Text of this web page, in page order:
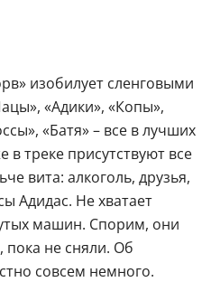
изобилует сленговыми
«Адики», «Копы»,
«Батя» – все в лучших
в треке присутствуют все
вита: алкоголь, друзья,
Адидас. Не хватает
машин. Спорим, они
пока не сняли. Об
совсем немного.